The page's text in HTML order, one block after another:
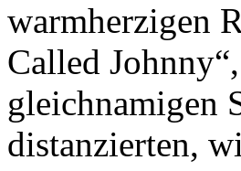
warmherzigen
Called
gleichnamigen
distanzierten,